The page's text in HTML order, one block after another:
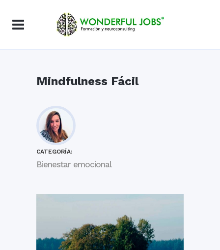
Mindfulness Fácil
CATEGORÍA:
Bienestar emocional